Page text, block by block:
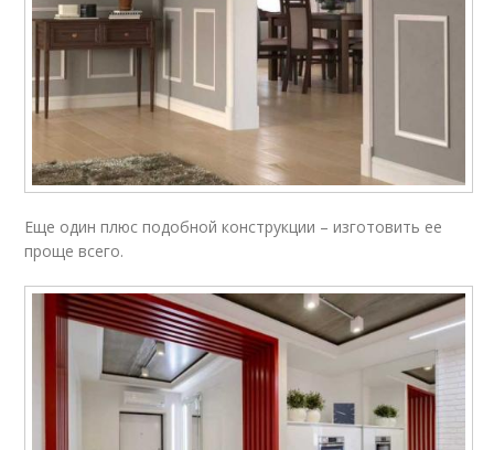
Еще один плюс подобной конструкции – изготовить ее
проще всего.